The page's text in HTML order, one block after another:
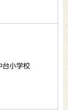
台小学校